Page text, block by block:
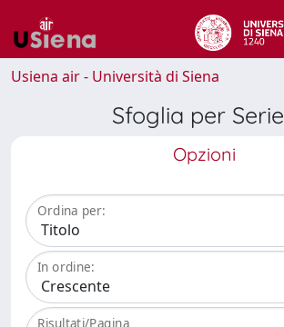
Usiena air - Università di Siena
Sfoglia per Serie
Opzioni
Ordina per:
In ordine:
Risultati/Pagina